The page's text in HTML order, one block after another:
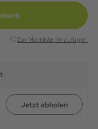
Zur Merkliste hinzufügen
Jetzt abholen